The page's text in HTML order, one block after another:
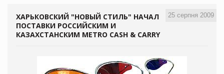
25 серпня 2009
ХАРЬКОВСКИЙ "НОВЫЙ СТИЛЬ" НАЧАЛ
ПОСТАВКИ РОССИЙСКИМ И
КАЗАХСТАНСКИМ METRO CASH & CARRY